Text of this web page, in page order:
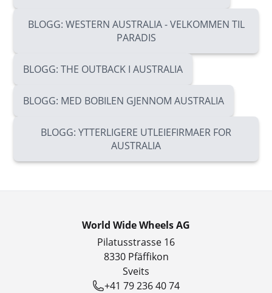
BLOGG: WESTERN AUSTRALIA - VELKOMMEN TIL
PARADIS
BLOGG: THE OUTBACK I AUSTRALIA
BLOGG: MED BOBILEN GJENNOM AUSTRALIA
BLOGG: YTTERLIGERE UTLEIEFIRMAER FOR
AUSTRALIA
World Wide Wheels AG
Pilatusstrasse 16
8330 Pfäffikon
Sveits
+41 79 236 40 74